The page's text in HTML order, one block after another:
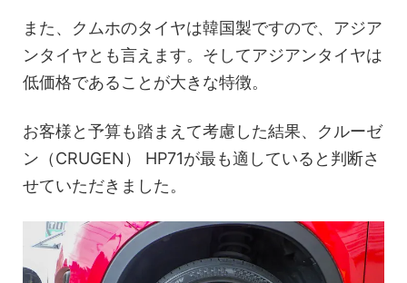
また、クムホのタイヤは韓国製ですので、アジア
ンタイヤとも言えます。そしてアジアンタイヤは
低価格であることが大きな特徴。
お客様と予算も踏まえて考慮した結果、クルーゼ
ン（CRUGEN） HP71が最も適していると判断さ
せていただきました。